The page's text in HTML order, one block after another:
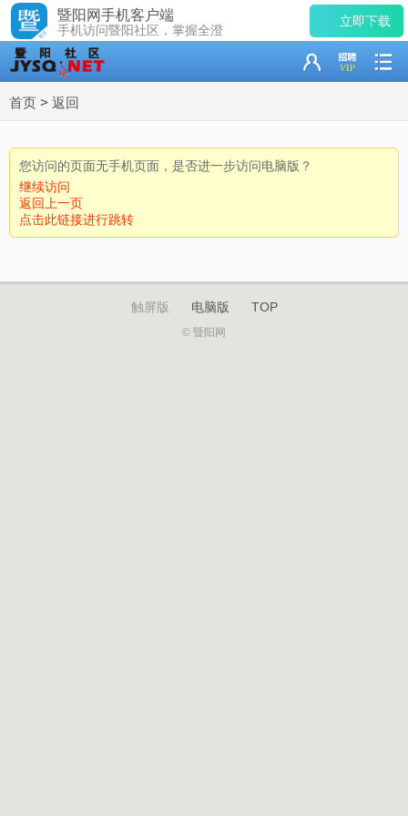
暨阳网手机客户端
手机访问暨阳社区，掌握全澄
立即下载
首页 > 返回
您访问的页面无手机页面，是否进一步访问电脑版？
继续访问
返回上一页
点击此链接进行跳转
触屏版 电脑版 TOP
© 暨阳网